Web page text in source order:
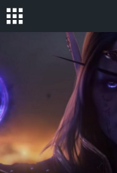
t
e
v